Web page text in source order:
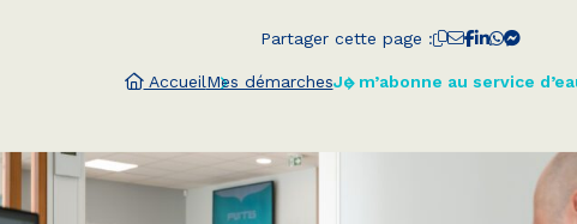
Partager cette page :
AccueilMes démarchesJe m’abonne au service